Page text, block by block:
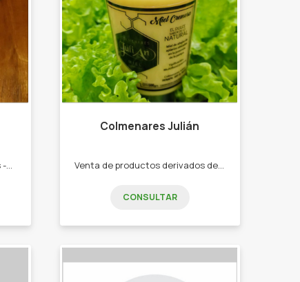
-Juegos de asadores -Braceros -Parrillas -Discos -Plachetas
Colmenares Julián
Venta de productos derivados de la apicultura. -Miel -Polen -Cera -Panal de miel
CONSULTAR